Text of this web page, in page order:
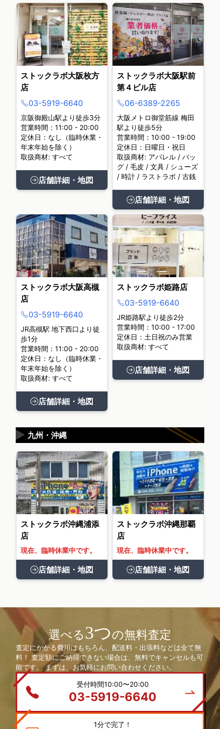
ストックラボ大阪枚方
店
03-5919-6640
京阪御殿山駅より徒歩3分
営業時間：11:00 - 20:00
定休日：なし（臨時休業・
年末年始を除く）
取扱商材: すべて
店舗詳細・地図
ストックラボ大阪駅前
第４ビル店
06-6389-2265
大阪メトロ御堂筋線 梅田
駅より徒歩5分
営業時間：10:00 - 19:00
定休日：日曜日・祝日
取扱商材: アパレル / バッ
グ / 毛皮 / 文具 / シューズ
/ 時計 / ラストラボ / 古銭
店舗詳細・地図
ストックラボ大阪高槻
店
03-5919-6640
JR高槻駅 地下西口より徒
歩1分
営業時間：11:00 - 20:00
定休日：なし（臨時休業・
年末年始を除く）
取扱商材: すべて
店舗詳細・地図
ストックラボ姫路店
03-5919-6640
JR姫路駅より徒歩2分
営業時間：10:00 - 17:00
定休日：土日祝のみ営業
取扱商材: すべて
店舗詳細・地図
九州・沖縄
▶
ストックラボ沖縄浦添
店
現在、臨時休業中です。
店舗詳細・地図
ストックラボ沖縄那覇
店
現在、臨時休業中です。
店舗詳細・地図
選べる3つの無料査定
査定にかかる費用はもちろん、配送料・出張料などは全て無
料！ 査定額にご納得できない場合は、無料でキャンセルも可
能です。 まずは、お気軽にお問い合わせください。
受付時間10:00〜20:00
03-5919-6640
1分で完了！